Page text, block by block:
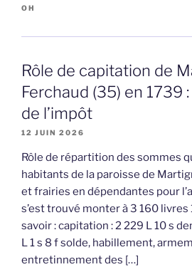
OH
Rôle de capitation de
Ferchaud (35) en 1739
de l’impôt
12 JUIN 2026
Rôle de répartition des sommes
habitants de la paroisse de
et frairies en dépendantes pour
s’est trouvé monter à 3 160 livres
savoir : capitation : 2 229 L 10 s
L 1 s 8 f solde, habillement,
entretinnement des […]